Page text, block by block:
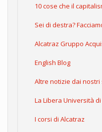
10 cose che il
Sei di destra?
Alcatraz Gruppo
English Blog
Altre notizie dai nostri
La Libera Università
I corsi di Alcatraz